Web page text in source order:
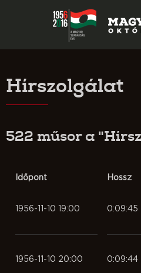
Hírszolgálat
522 műsor a
Időpont Hossz
1956-11-10 19:00 0:09:45
1956-11-10 20:00 0:09:44